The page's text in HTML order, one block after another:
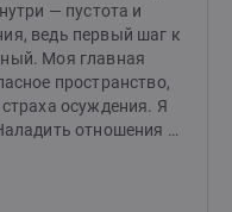
— пустота и
ведь первый шаг к
Моя главная
пространство,
осуждения. Я
отношения с
мешает вам